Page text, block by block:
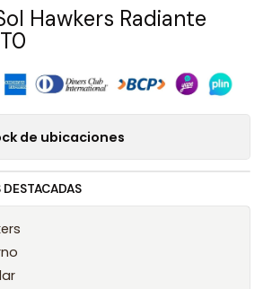
Hawkers Radiante
de ubicaciones